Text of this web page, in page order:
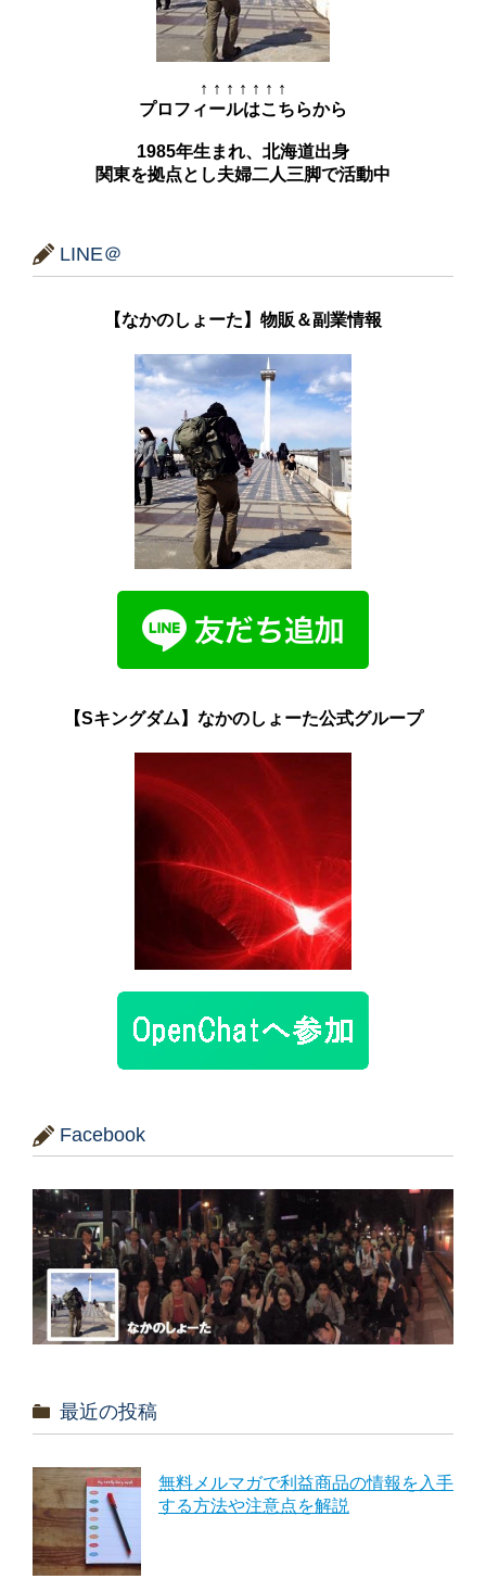
↑ ↑ ↑ ↑ ↑ ↑ ↑
プロフィールはこちらから
1985年生まれ、北海道出身
関東を拠点とし夫婦二人三脚で活動中
LINE＠
【なかのしょーた】物販＆副業情報
【Sキングダム】なかのしょーた公式グループ
Facebook
最近の投稿
無料メルマガで利益商品の情報を入手
する方法や注意点を解説